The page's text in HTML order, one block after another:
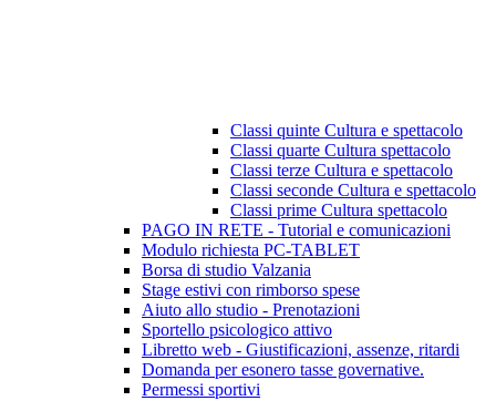
Classi quinte Cultura e spettacolo
Classi quarte Cultura spettacolo
Classi terze Cultura e spettacolo
Classi seconde Cultura e spettacolo
Classi prime Cultura spettacolo
PAGO IN RETE - Tutorial e comunicazioni
Modulo richiesta PC-TABLET
Borsa di studio Valzania
Stage estivi con rimborso spese
Aiuto allo studio - Prenotazioni
Sportello psicologico attivo
Libretto web - Giustificazioni, assenze, ritardi
Domanda per esonero tasse governative.
Permessi sportivi